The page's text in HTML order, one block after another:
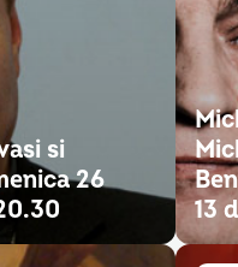
si
26
13